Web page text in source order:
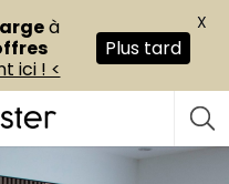
à
ici ! <
Plus tard
X